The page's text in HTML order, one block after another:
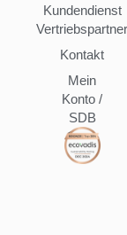
Kundendienst
Kontakt
Mein
Konto /
SDB